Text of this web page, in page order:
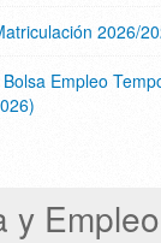
2026/
Empleo
y